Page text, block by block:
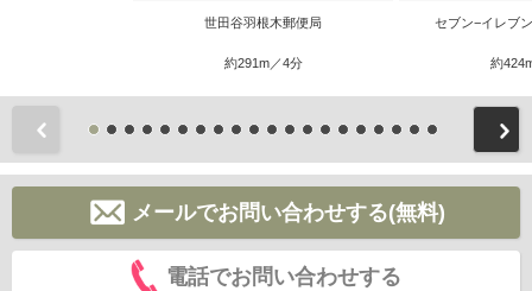
世田谷羽根木郵便局
約291m／4分
セブン−イレブ
約
メールでお問い合わせする(無料)
電話でお問い合わせする